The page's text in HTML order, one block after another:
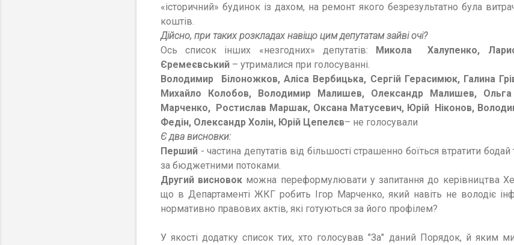
«історичний» будинок із дахом, на ремонт якого безрезультатно була
коштів.
Дійсно, при таких розкладах навіщо цим депутатам зайві очі?
Ось список інших «незгодних» депутатів: Микола Халупенко,
Єремеєвський – утрималися при голосуванні.
Володимир Білоножков, Аліса Вербицька, Сергій Герасимюк, Галина
Михайло Колобов, Володимир Малишев, Олександр Малишев, Ольга
Марченко, Ростислав Маршак, Оксана Матусевич, Юрій Ніконов,
Федін, Олександр Холін, Юрій Цепелєв– не голосували
Є два висновки:
Перший - частина депутатів від більшості страшенно боїться втратити
за бюджетними потоками.
Другий висновок можна переформулювати у запитання до керівництва
що в Департаменті ЖКГ робить Ігор Марченко, який навіть не володіє
нормативно правових актів, які готуються за його профілем?
У якості додатку список тих, хто голосував "За" даний Порядок, й яким